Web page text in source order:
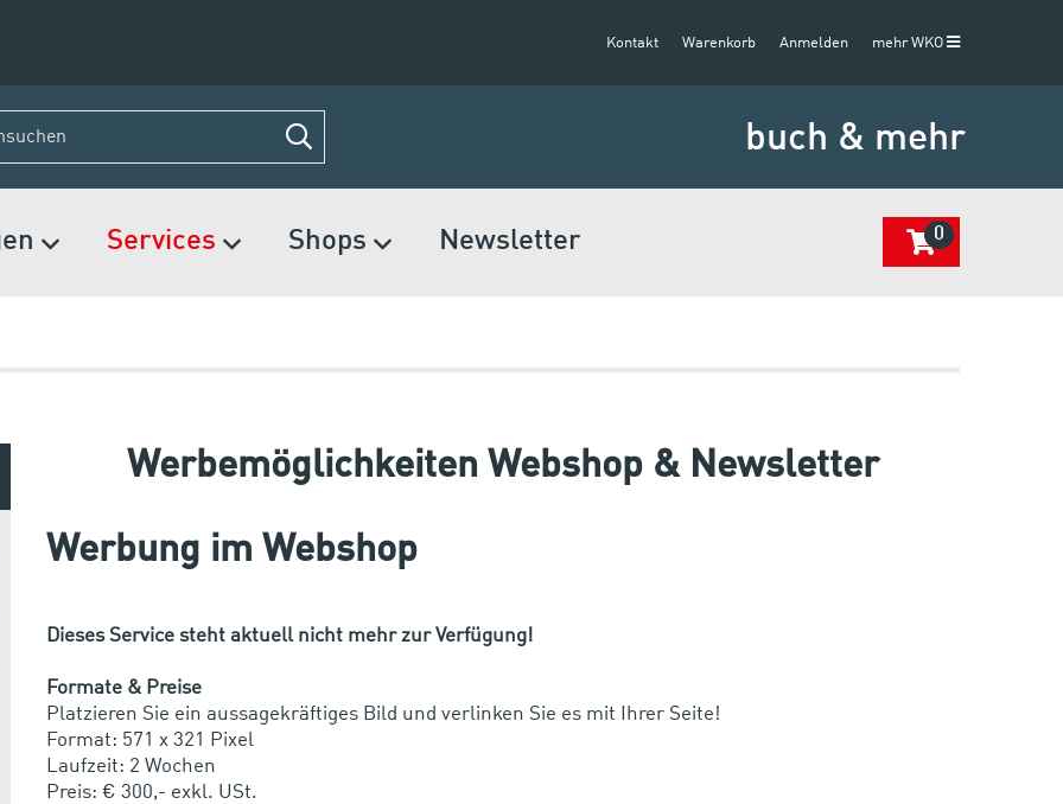
Kontakt Warenkorb Anmelden mehr WKO
buch & mehr
Services Shops Newsletter 0
Werbemöglichkeiten Webshop & Newsletter
Werbung im Webshop
Dieses Service steht aktuell nicht mehr zur Verfügung!
Formate & Preise
Platzieren Sie ein aussagekräftiges Bild und verlinken Sie es mit Ihrer Seite!
Format: 571 x 321 Pixel
Laufzeit: 2 Wochen
Preis: € 300,- exkl. USt.